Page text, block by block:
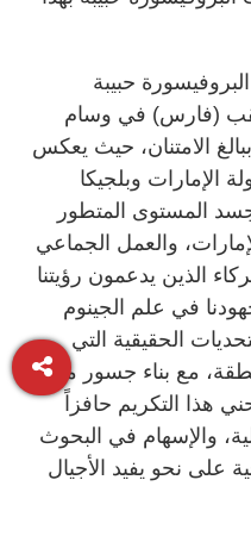
حبيبة
(فارس) في وسام
ببالغ الامتنان، حيث يعكس
الإمارات وبلجيكا
المستوى المتطور
والعمل الجماعي
الذين يدعمون رؤيتنا
في علم الجينوم
الحقيقية التي
مع بناء جسور مع
هذا التكريم حافزاً
والإسهام في البحوث
على نحو يفيد الأجيال